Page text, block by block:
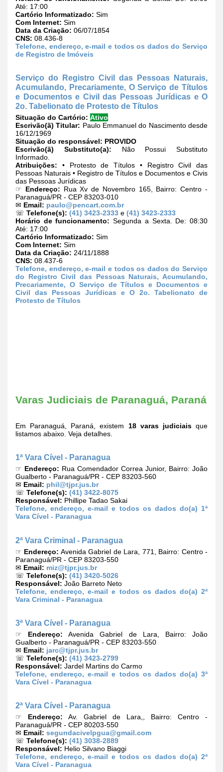
Até: 17:00
Cartório Informatizado: Sim
Com Internet: Sim
Data da Criação: 06/07/1854
CNS: 08.436-8
Telefone, endereço, e-mail e todos os dados do Serviço
de Registro de Imóveis
Serviço do Registro Civil das Pessoas Naturais,
Acumulando, Precariamente, O Serviço de Títulos
e Documentos e Civil das Pessoas Jurídicas e O
2o. Tabelionato de Protesto de Títulos
Situação do Cartório: Ativo
Escrivão(ã) Titular: Paulo Emmanuel do Nascimento desde
16/12/1969
Situação do responsável: PROVIDO
Escrivão(ã) Substituto(a): Não Possui Substituto
Informado.
Atribuições: • Protesto de Títulos • Registro Civil das
Pessoas Naturais • Registro de Títulos e Documentos e Civis
das Pessoas Jurídicas
☞ Endereço: Rua Xv de Novembro 165, Bairro: Centro -
Paranaguá/PR - CEP 83203-010
✉ Email: paulo@pencart.com.br
☏ Telefone(s): (41) 3423-2333 e (41) 3423-2333
Horário de funcionamento: Segunda a Sexta. De: 08:30
Até: 17:00
Cartório Informatizado: Sim
Com Internet: Sim
Data da Criação: 24/11/1888
CNS: 08.437-6
Telefone, endereço, e-mail e todos os dados do Serviço
do Registro Civil das Pessoas Naturais, Acumulando,
Precariamente, O Serviço de Títulos e Documentos e
Civil das Pessoas Jurídicas e O 2o. Tabelionato de
Protesto de Títulos
Varas Judiciais de Paranaguá, Paraná
Em Paranaguá, Paraná, existem 18 varas judiciaisque
listamos abaixo. Veja detalhes.
1ª Vara Cível - Paranagua
☞ Endereço: Rua Comendador Correa Junior, Bairro: João
Gualberto - Paranaguá/PR - CEP 83203-560
✉ Email: phil@tjpr.jus.br
☏ Telefone(s): (41) 3422-8075
Responsável: Phillipe Tadao Sakai
Telefone, endereço, e-mail e todos os dados do(a) 1ª
Vara Cível - Paranagua
2ª Vara Criminal - Paranagua
☞ Endereço: Avenida Gabriel de Lara, 771, Bairro: Centro -
Paranaguá/PR - CEP 83203-550
✉ Email: miz@tjpr.jus.br
☏ Telefone(s): (41) 3420-5026
Responsável: João Barreto Neto
Telefone, endereço, e-mail e todos os dados do(a) 2ª
Vara Criminal - Paranagua
3ª Vara Cível - Paranagua
☞ Endereço: Avenida Gabriel de Lara, Bairro: João
Gualberto - Paranaguá/PR - CEP 83203-550
✉ Email: jarc@tjpr.jus.br
☏ Telefone(s): (41) 3423-2799
Responsável: Jardel Martins do Carmo
Telefone, endereço, e-mail e todos os dados do(a) 3ª
Vara Cível - Paranagua
2ª Vara Cível - Paranagua
☞ Endereço: Av. Gabriel de Lara,, Bairro: Centro -
Paranaguá/PR - CEP 80203-550
✉ Email: segundacivelpgua@gmail.com
☏ Telefone(s): (41) 3038-2889
Responsável: Helio Silvano Biaggi
Telefone, endereço, e-mail e todos os dados do(a) 2ª
Vara Cível - Paranagua